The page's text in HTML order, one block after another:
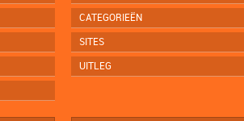
CATEGORIEËN
SITES
UITLEG